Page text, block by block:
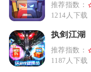
推荐指数：
1214人下载
执剑江湖
推荐指数：
1187人下载